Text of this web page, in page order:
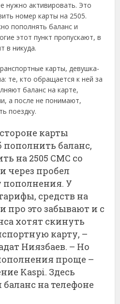
нужно активировать. Это
номер карты на 2505.
пополнять баланс и
этот пункт пропускают, в
в никуда.
карты, девушка-
те, кто обращается к ней за
баланс на карте,
а после не понимают,
поездку.
карты
пополнить баланс,
на 2505 СМС со
через пробел
пополнения. У
средств на
про это забывают и с
хотят скинуть
карту, –
Ниязбаев. – Но
проще –
Kaspi. Здесь
на телефоне